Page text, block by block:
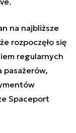
na najbliższe
rozpoczęło się
regularnych
Spaceport